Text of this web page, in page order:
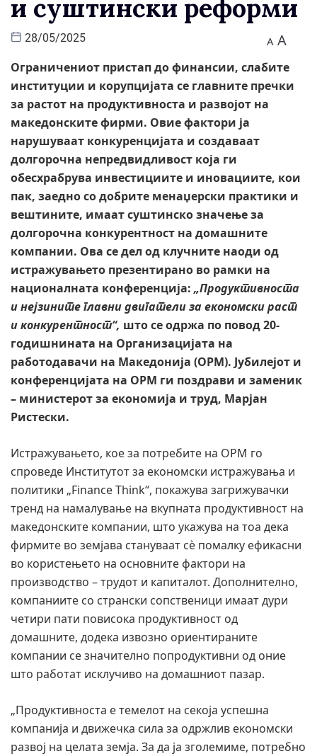
и суштински реформи
28/05/2025 A A
Ограничениот пристап до финансии, слабите
институции и корупцијата се главните пречки
за растот на продуктивноста и развојот на
македонските фирми. Овие фактори ја
нарушуваат конкуренцијата и создаваат
долгорочна непредвидливост која ги
обесхрабрува инвестициите и иновациите, кои
пак, заедно со добрите менаџерски практики и
вештините, имаат суштинско значење за
долгорочна конкурентност на домашните
компании. Ова се дел од клучните наоди од
истражувањето презентирано во рамки на
националната конференција: „Продуктивноста
и нејзините главни двигатели за економски раст
и конкурентност“, што се одржа по повод 20-
годишнината на Организацијата на
работодавачи на Македонија (ОРМ). Јубилејот и
конференцијата на ОРМ ги поздрави и заменик
– министерот за економија и труд, Марјан
Ристески.
Истражувањето, кое за потребите на ОРМ го
спроведе Институтот за економски истражувања и
политики „Finance Think“, покажува загрижувачки
тренд на намалување на вкупната продуктивност на
македонските компании, што укажува на тоа дека
фирмите во земјава стануваат сѐ помалку ефикасни
во користењето на основните фактори на
производство – трудот и капиталот. Дополнително,
компаниите со странски сопственици имаат дури
четири пати повисока продуктивност од
домашните, додека извозно ориентираните
компании се значително попродуктивни од оние
што работат исклучиво на домашниот пазар.
„Продуктивноста е темелот на секоја успешна
компанија и движечка сила за одржлив економски
развој на целата земја. За да ја зголемиме, потребно